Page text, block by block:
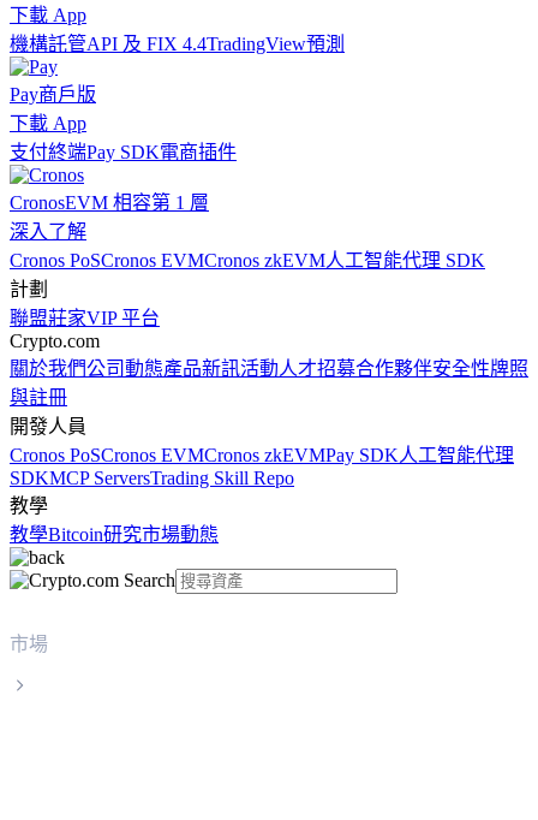
下載 App
機構託管API 及 FIX 4.4TradingView預測
Pay商戶版
下載 App
支付終端Pay SDK電商插件
CronosEVM 相容第 1 層
深入了解
Cronos PoSCronos EVMCronos zkEVM人工智能代理 SDK
計劃
聯盟莊家VIP 平台
Crypto.com
關於我們公司動態產品新訊活動人才招募合作夥伴安全性牌照
與註冊
開發人員
Cronos PoSCronos EVMCronos zkEVMPay SDK人工智能代理
SDKMCP ServersTrading Skill Repo
教學
教學Bitcoin研究市場動態
市場